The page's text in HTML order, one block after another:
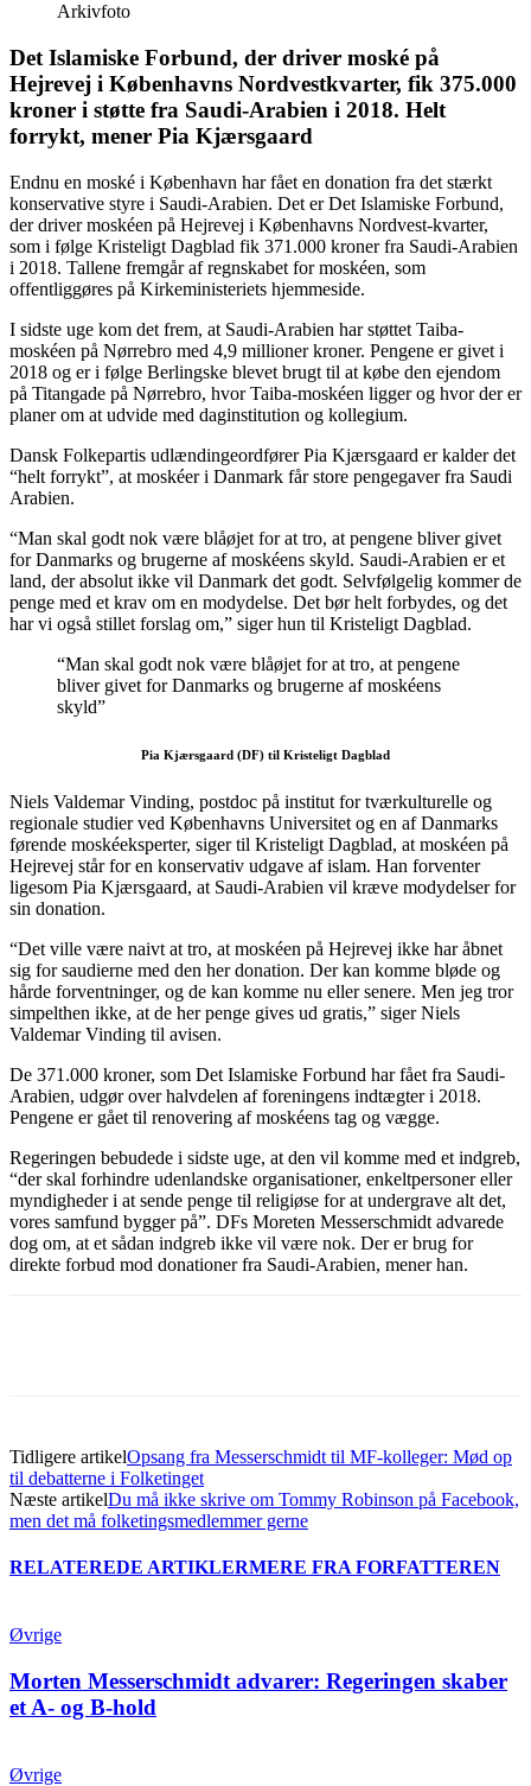
Arkivfoto
Det Islamiske Forbund, der driver moské på
Hejrevej i Københavns Nordvestkvarter, fik 375.000
kroner i støtte fra Saudi-Arabien i 2018. Helt
forrykt, mener Pia Kjærsgaard
Endnu en moské i København har fået en donation fra det stærkt
konservative styre i Saudi-Arabien. Det er Det Islamiske Forbund,
der driver moskéen på Hejrevej i Københavns Nordvest-kvarter,
som i følge Kristeligt Dagblad fik 371.000 kroner fra Saudi-Arabien
i 2018. Tallene fremgår af regnskabet for moskéen, som
offentliggøres på Kirkeministeriets hjemmeside.
I sidste uge kom det frem, at Saudi-Arabien har støttet Taiba-
moskéen på Nørrebro med 4,9 millioner kroner. Pengene er givet i
2018 og er i følge Berlingske blevet brugt til at købe den ejendom
på Titangade på Nørrebro, hvor Taiba-moskéen ligger og hvor der er
planer om at udvide med daginstitution og kollegium.
Dansk Folkepartis udlændingeordfører Pia Kjærsgaard er kalder det
“helt forrykt”, at moskéer i Danmark får store pengegaver fra Saudi
Arabien.
“Man skal godt nok være blåøjet for at tro, at pengene bliver givet
for Danmarks og brugerne af moskéens skyld. Saudi-Arabien er et
land, der absolut ikke vil Danmark det godt. Selvfølgelig kommer de
penge med et krav om en modydelse. Det bør helt forbydes, og det
har vi også stillet forslag om,” siger hun til Kristeligt Dagblad.
“Man skal godt nok være blåøjet for at tro, at pengene
bliver givet for Danmarks og brugerne af moskéens
skyld”
Pia Kjærsgaard (DF) til Kristeligt Dagblad
Niels Valdemar Vinding, postdoc på institut for tværkulturelle og
regionale studier ved Københavns Universitet og en af Danmarks
førende moskéeksperter, siger til Kristeligt Dagblad, at moskéen på
Hejrevej står for en konservativ udgave af islam. Han forventer
ligesom Pia Kjærsgaard, at Saudi-Arabien vil kræve modydelser for
sin donation.
“Det ville være naivt at tro, at moskéen på Hejrevej ikke har åbnet
sig for saudierne med den her donation. Der kan komme bløde og
hårde forventninger, og de kan komme nu eller senere. Men jeg tror
simpelthen ikke, at de her penge gives ud gratis,” siger Niels
Valdemar Vinding til avisen.
De 371.000 kroner, som Det Islamiske Forbund har fået fra Saudi-
Arabien, udgør over halvdelen af foreningens indtægter i 2018.
Pengene er gået til renovering af moskéens tag og vægge.
Regeringen bebudede i sidste uge, at den vil komme med et indgreb,
“der skal forhindre udenlandske organisationer, enkeltpersoner eller
myndigheder i at sende penge til religiøse for at undergrave alt det,
vores samfund bygger på”. DFs Moreten Messerschmidt advarede
dog om, at et sådan indgreb ikke vil være nok. Der er brug for
direkte forbud mod donationer fra Saudi-Arabien, mener han.
Tidligere artikelOpsang fra Messerschmidt til MF-kolleger: Mød op
til debatterne i Folketinget
Næste artikelDu må ikke skrive om Tommy Robinson på Facebook,
men det må folketingsmedlemmer gerne
RELATEREDE ARTIKLERMERE FRA FORFATTEREN
Øvrige
Morten Messerschmidt advarer: Regeringen skaber
et A- og B-hold
Øvrige